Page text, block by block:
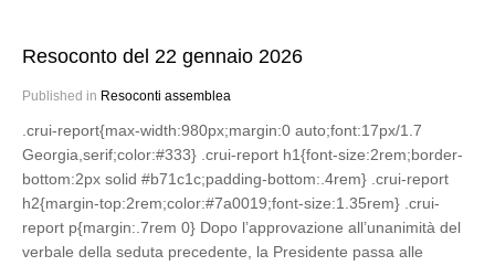
Resoconto del 22 gennaio 2026
Published in Resoconti assemblea
.crui-report{max-width:980px;margin:0 auto;font:17px/1.7
Georgia,serif;color:#333} .crui-report h1{font-size:2rem;border-
bottom:2px solid #b71c1c;padding-bottom:.4rem} .crui-report
h2{margin-top:2rem;color:#7a0019;font-size:1.35rem} .crui-
report p{margin:.7rem 0} Dopo l’approvazione all’unanimità del
verbale della seduta precedente, la Presidente passa alle